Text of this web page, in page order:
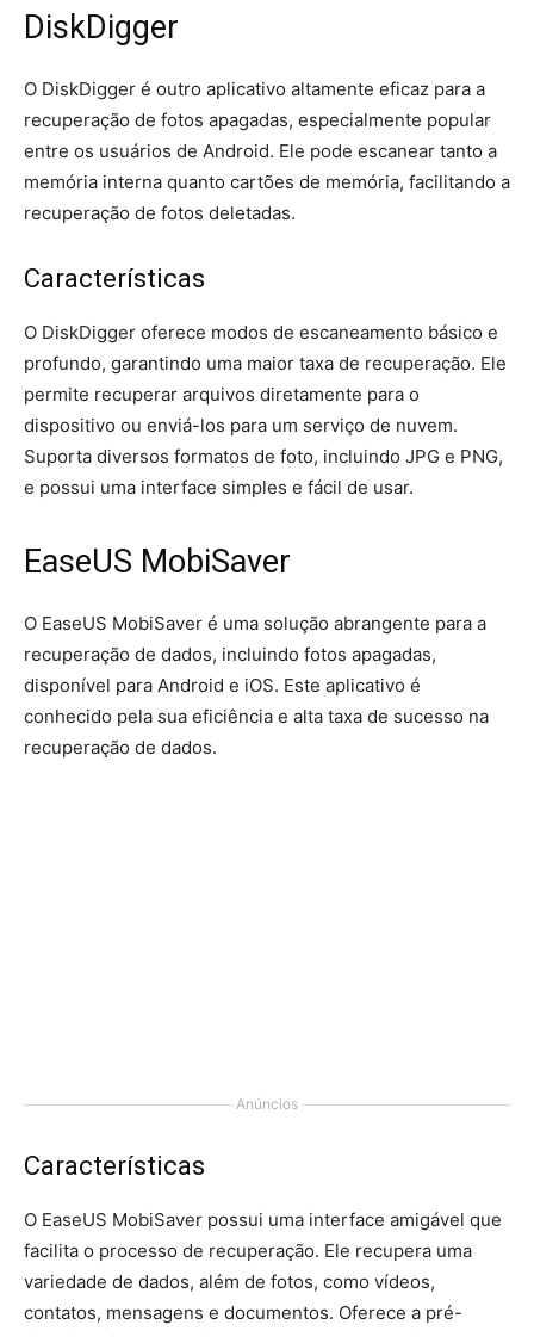
DiskDigger
O DiskDigger é outro aplicativo altamente eficaz para a
recuperação de fotos apagadas, especialmente popular
entre os usuários de Android. Ele pode escanear tanto a
memória interna quanto cartões de memória, facilitando a
recuperação de fotos deletadas.
Características
O DiskDigger oferece modos de escaneamento básico e
profundo, garantindo uma maior taxa de recuperação. Ele
permite recuperar arquivos diretamente para o
dispositivo ou enviá-los para um serviço de nuvem.
Suporta diversos formatos de foto, incluindo JPG e PNG,
e possui uma interface simples e fácil de usar.
EaseUS MobiSaver
O EaseUS MobiSaver é uma solução abrangente para a
recuperação de dados, incluindo fotos apagadas,
disponível para Android e iOS. Este aplicativo é
conhecido pela sua eficiência e alta taxa de sucesso na
recuperação de dados.
Anúncios
Características
O EaseUS MobiSaver possui uma interface amigável que
facilita o processo de recuperação. Ele recupera uma
variedade de dados, além de fotos, como vídeos,
contatos, mensagens e documentos. Oferece a pré-